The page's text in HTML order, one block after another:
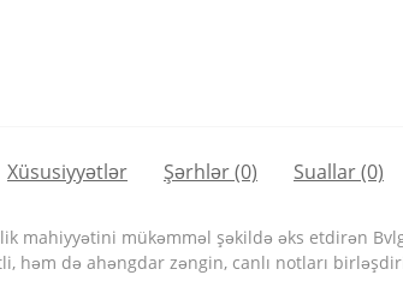
Xüsusiyyətlər Şərhlər (0) Suallar(0)
mahiyyətini mükəmməl şəkildə əks etdirən
həm də ahəngdar zəngin, canlı notları